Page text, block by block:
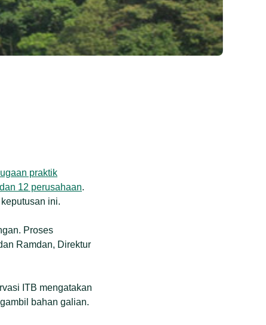
praktik
12 perusahaan.
ini.
Proses
Ramdan, Direktur
ITB mengatakan
bahan galian.